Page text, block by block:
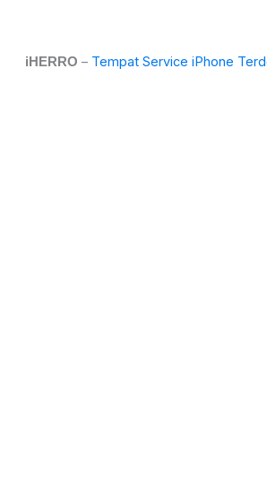
iHERRO – Tempat Service iPhone